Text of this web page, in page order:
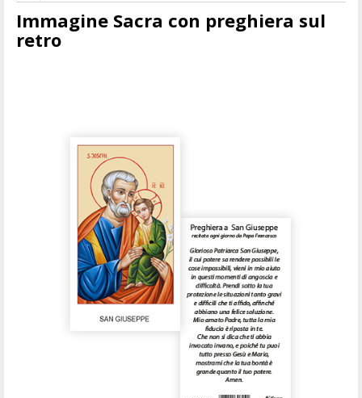
Immagine Sacra con preghiera sul
retro